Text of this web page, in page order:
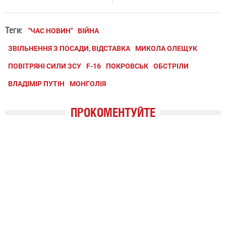
Теги: "ЧАС НОВИН" ВІЙНА
ЗВІЛЬНЕННЯ З ПОСАДИ, ВІДСТАВКА МИКОЛА ОЛЕЩУК
ПОВІТРЯНІ СИЛИ ЗСУ F-16 ПОКРОВСЬК ОБСТРІЛИ
ВЛАДІМІР ПУТІН МОНГОЛІЯ
ПРОКОМЕНТУЙТЕ